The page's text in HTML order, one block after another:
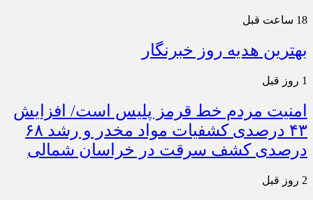
18 ساعت قبل
بهترین هدیه روز خبرنگار
1 روز قبل
امنیت مردم خط قرمز پلیس است/ افزایش
۴۳ درصدی کشفیات مواد مخدر و رشد ۶۸
درصدی کشف سرقت در خراسان شمالی
2 روز قبل